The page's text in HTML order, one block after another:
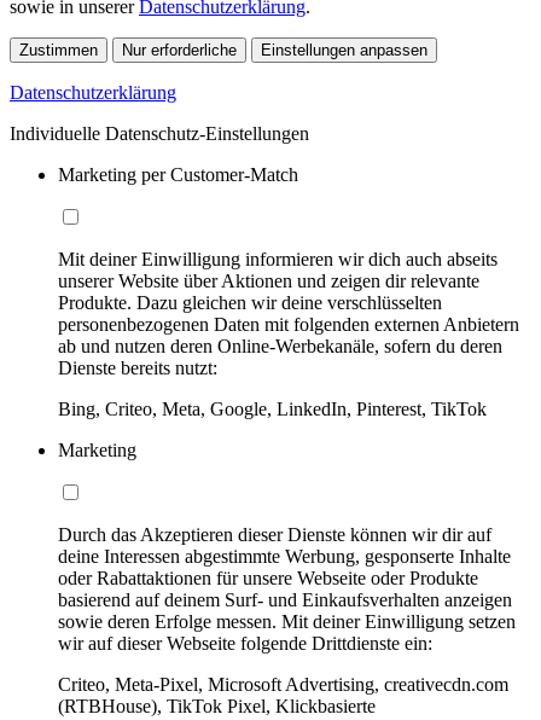
sowie in unsererDatenschutzerklärung.
Zustimmen Nur erforderliche Einstellungen anpassen
Datenschutzerklärung
Individuelle Datenschutz-Einstellungen
Marketing per Customer-Match
Mit deiner Einwilligung informieren wir dich auch abseits
unserer Website über Aktionen und zeigen dir relevante
Produkte. Dazu gleichen wir deine verschlüsselten
personenbezogenen Daten mit folgenden externen Anbietern
ab und nutzen deren Online-Werbekanäle, sofern du deren
Dienste bereits nutzt:
Bing, Criteo, Meta, Google, LinkedIn, Pinterest, TikTok
Marketing
Durch das Akzeptieren dieser Dienste können wir dir auf
deine Interessen abgestimmte Werbung, gesponserte Inhalte
oder Rabattaktionen für unsere Webseite oder Produkte
basierend auf deinem Surf- und Einkaufsverhalten anzeigen
sowie deren Erfolge messen. Mit deiner Einwilligung setzen
wir auf dieser Webseite folgende Drittdienste ein:
Criteo, Meta-Pixel, Microsoft Advertising, creativecdn.com
(RTBHouse), TikTok Pixel, Klickbasierte